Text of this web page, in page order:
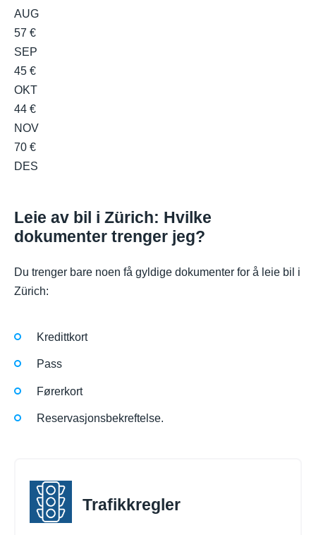
AUG
57 €
SEP
45 €
OKT
44 €
NOV
70 €
DES
Leie av bil i Zürich: Hvilke
dokumenter trenger jeg?
Du trenger bare noen få gyldige dokumenter for å leie bil i
Zürich:
Kredittkort
Pass
Førerkort
Reservasjonsbekreftelse.
Trafikkregler